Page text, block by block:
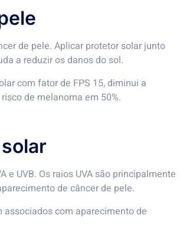
de pele. Aplicar protetor solar junto
a reduzir os danos do sol.
com fator de FPS 15, diminui a
de melanoma em 50%.
e UVB. Os raios UVA são principalmente
de câncer de pele.
associados com aparecimento de